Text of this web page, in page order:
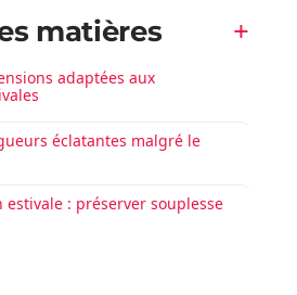
matières
adaptées aux
éclatantes malgré le
estivale : préserver souplesse